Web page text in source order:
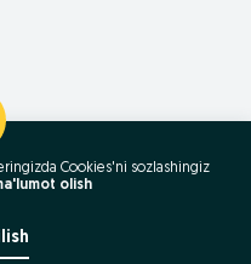
Cookies'ni sozlashingiz
olish